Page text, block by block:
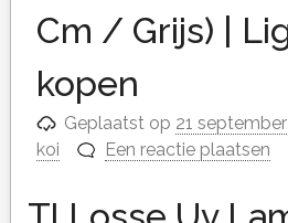
Cm / Grijs) |
kopen
Geplaatst op 21
koi
Een reactie plaatsen